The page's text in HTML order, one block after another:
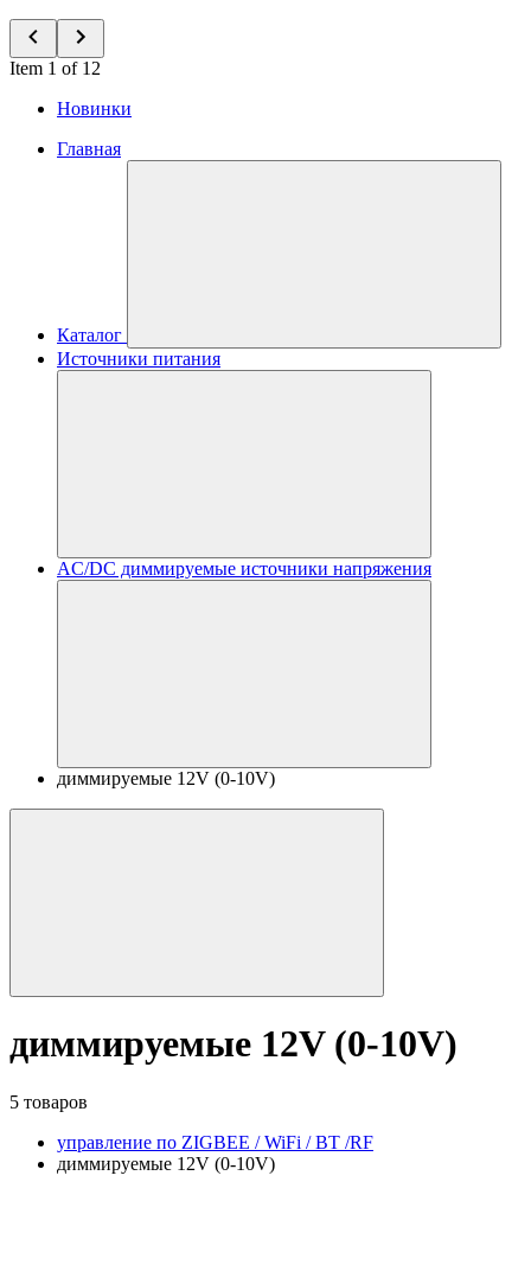
Item 1 of 12
Новинки
Главная
Каталог
Источники питания
AC/DC диммируемые источники напряжения
диммируемые 12V (0-10V)
диммируемые 12V (0-10V)
5 товаров
управление по ZIGBEE / WiFi / BT /RF
диммируемые 12V (0-10V)